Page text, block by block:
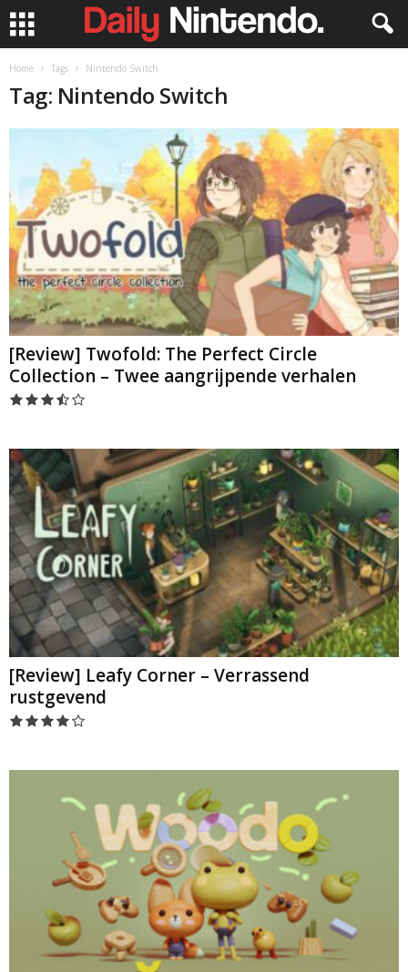
Home Tags Nintendo Switch
Tag: Nintendo Switch
[Review] Twofold: The Perfect Circle
Collection – Twee aangrijpende verhalen
[Review] Leafy Corner – Verrassend
rustgevend